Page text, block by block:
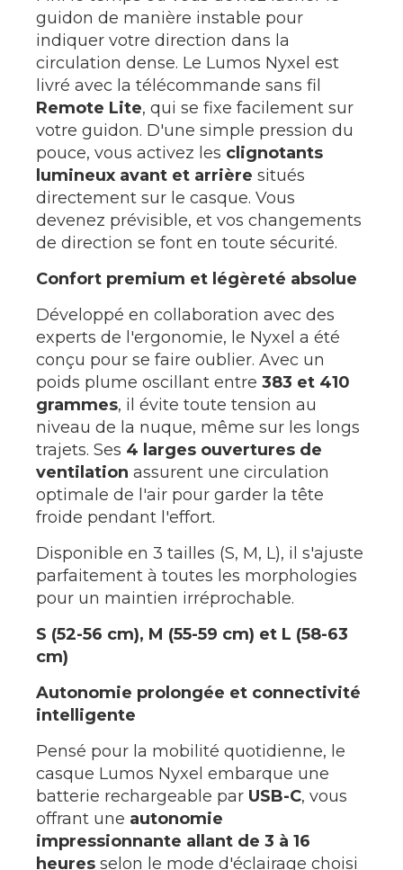
guidon de manière instable pour
indiquer votre direction dans la
circulation dense. Le Lumos Nyxel est
livré avec la télécommande sans fil
Remote Lite, qui se fixe facilement sur
votre guidon. D'une simple pression du
pouce, vous activez les clignotants
lumineux avant et arrière situés
directement sur le casque. Vous
devenez prévisible, et vos changements
de direction se font en toute sécurité.
Confort premium et légèreté absolue
Développé en collaboration avec des
experts de l'ergonomie, le Nyxel a été
conçu pour se faire oublier. Avec un
poids plume oscillant entre 383 et 410
grammes, il évite toute tension au
niveau de la nuque, même sur les longs
trajets. Ses 4 larges ouvertures de
ventilation assurent une circulation
optimale de l'air pour garder la tête
froide pendant l'effort.
Disponible en 3 tailles (S, M, L), il s'ajuste
parfaitement à toutes les morphologies
pour un maintien irréprochable.
S (52-56 cm), M (55-59 cm) et L (58-63
cm)
Autonomie prolongée et connectivité
intelligente
Pensé pour la mobilité quotidienne, le
casque Lumos Nyxel embarque une
batterie rechargeable par USB-C, vous
offrant une autonomie
impressionnante allant de 3 à 16
heures selon le mode d'éclairage choisi